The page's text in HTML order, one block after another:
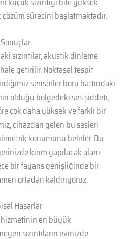
sürecini başlatmaktadır.
sızıntılar, akustik dinleme
getirilir. Noktasal tespit
sensörler boru hattındaki
olduğu bölgedeki ses şiddeti,
çok daha yüksek ve farklı bir
cihazdan gelen bu sesleri
konumunu belirler. Bu
kırım yapılacak alanı
bir fayans genişliğinde bir
ortadan kaldırıyoruz.
Hasarlar
hizmetinin en büyük
sızıntıların evinizde